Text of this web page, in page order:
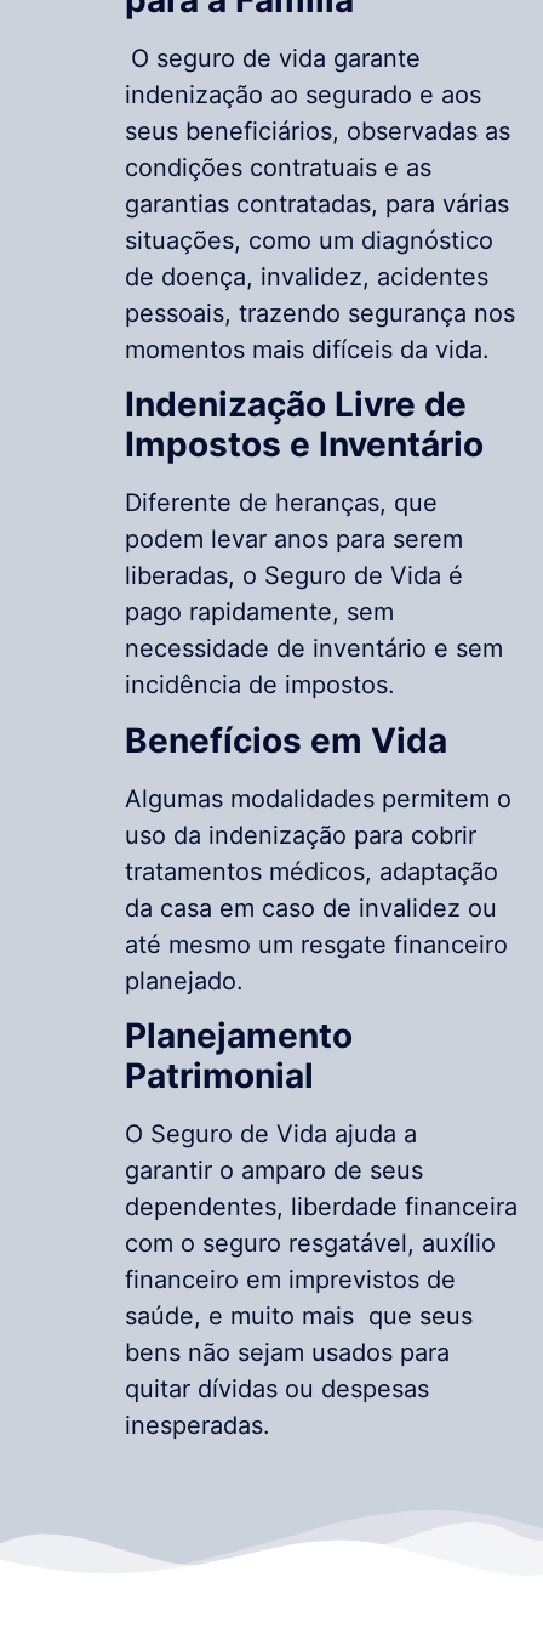
O seguro de vida garante
indenização ao segurado e aos
seus beneficiários, observadas as
condições contratuais e as
garantias contratadas, para várias
situações, como um diagnóstico
de doença, invalidez, acidentes
pessoais, trazendo segurança nos
momentos mais difíceis da vida.
Indenização Livre de
Impostos e Inventário
Diferente de heranças, que
podem levar anos para serem
liberadas, o Seguro de Vida é
pago rapidamente, sem
necessidade de inventário e sem
incidência de impostos.
Benefícios em Vida
Algumas modalidades permitem o
uso da indenização para cobrir
tratamentos médicos, adaptação
da casa em caso de invalidez ou
até mesmo um resgate financeiro
planejado.
Planejamento
Patrimonial
O Seguro de Vida ajuda a
garantir o amparo de seus
dependentes, liberdade financeira
com o seguro resgatável, auxílio
financeiro em imprevistos de
saúde, e muito mais que seus
bens não sejam usados para
quitar dívidas ou despesas
inesperadas.